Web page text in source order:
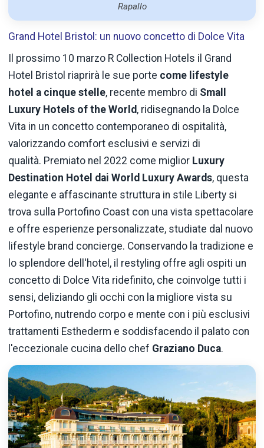
Rapallo
Grand Hotel Bristol: un nuovo concetto di Dolce Vita
Il prossimo 10 marzo R Collection Hotels il Grand
Hotel Bristol riaprirà le sue porte come lifestyle
hotel a cinque stelle, recente membro di Small
Luxury Hotels of the World, ridisegnando la Dolce
Vita in un concetto contemporaneo di ospitalità,
valorizzando comfort esclusivi e servizi di
qualità. Premiato nel 2022 come miglior Luxury
Destination Hotel dai World Luxury Awards, questa
elegante e affascinante struttura in stile Liberty si
trova sulla Portofino Coast con una vista spettacolare
e offre esperienze personalizzate, studiate dal nuovo
lifestyle brand concierge. Conservando la tradizione e
lo splendore dell'hotel, il restyling offre agli ospiti un
concetto di Dolce Vita ridefinito, che coinvolge tutti i
sensi, deliziando gli occhi con la migliore vista su
Portofino, nutrendo corpo e mente con i più esclusivi
trattamenti Esthederm e soddisfacendo il palato con
l'eccezionale cucina dello chef Graziano Duca.